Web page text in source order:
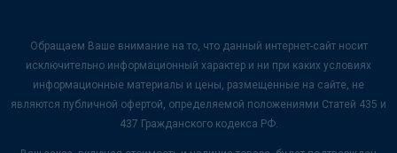
Обращаем Ваше внимание на то, что данный интернет-сайт носит
исключительно информационный характер и ни при каких условиях
информационные материалы и цены, размещенные на сайте, не
являются публичной офертой, определяемой положениями Статей 435 и
437 Гражданского кодекса РФ.